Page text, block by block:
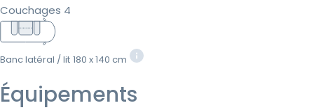
Couchages 4
Banc latéral / lit 180 x 140 cm
Équipements